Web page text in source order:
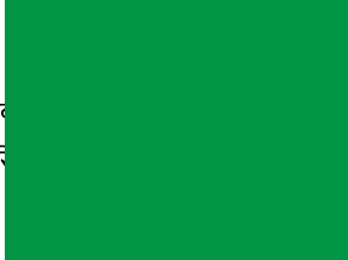
गरेकि थिइन् ।
संयुक्त रुपमा ५ लाखको